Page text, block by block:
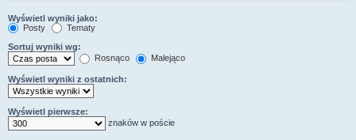
Wyświetl wyniki jako:
Posty
Tematy
Sortuj wyniki wg:
Rosnąco
Malejąco
Wyświetl wyniki z ostatnich:
Wyświetl pierwsze:
znaków w poście